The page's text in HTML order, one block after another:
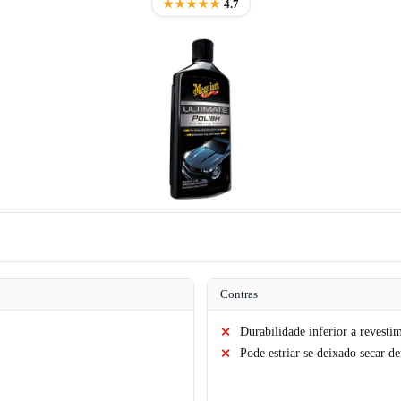
★★★★★ 4.7
Contras
Durabilidade inferior a
Pode estriar se deixado secar